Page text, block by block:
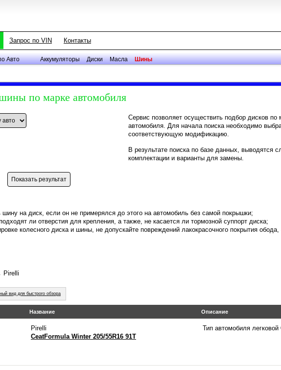
Запрос по VIN Контакты
Авто Аккумуляторы Диски Масла Шины
по марке автомобиля
Сервис позволяет осуществить подбор дисков
автомобиля. Для начала поиска необходимо
соответствующую модификацию.
В результате поиска по базе данных, выводятся
комплектации и варианты для замены.
шину на диск, если он не примерялся до этого на автомобиль без самой покрышки;
ли отверстия для крепления, а также, не касается ли тормозной суппорт диска;
колесного диска и шины, не допускайте повреждений лакокрасочного покрытия
Pirelli
вид для быстрого обзора
Название Описание
Pirelli
CeatFormula Winter 205/55R16 91T
Тип автомобиля легковой